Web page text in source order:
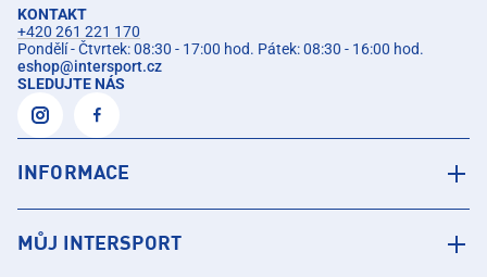
KONTAKT
+420 261 221 170
Pondělí - Čtvrtek: 08:30 - 17:00 hod. Pátek: 08:30 - 16:00 hod.
eshop@intersport.cz
SLEDUJTE NÁS
INFORMACE
MŮJ INTERSPORT